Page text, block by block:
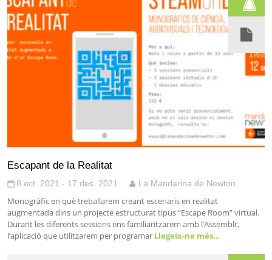
Escapant de la Realitat
8 oct. 2021 - 17 des. 2021 La Mandarina de Newton
Monogràfic en què treballarem creant escenaris en realitat
augmentada dins un projecte estructurat tipus “Escape Room” virtual.
Durant les diferents sessions ens familiaritzarem amb l’Assemblr,
l’aplicació que utilitzarem per programar Llegeix-ne més…